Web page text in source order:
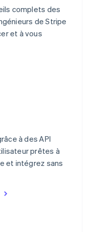
complets des
de Stripe
et à vous
à des API
prêtes à
et intégrez sans